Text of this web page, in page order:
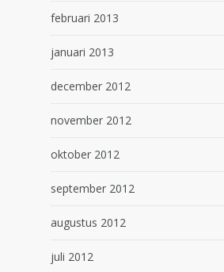
februari 2013
januari 2013
december 2012
november 2012
oktober 2012
september 2012
augustus 2012
juli 2012